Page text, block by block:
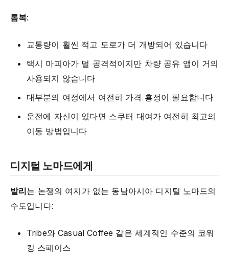
롬복:
교통량이 훨씬 적고 도로가 더 개방되어 있습니다
택시 마피아가 덜 공격적이지만 차량 공유 앱이 거의
사용되지 않습니다
대부분의 여정에서 여전히 가격 흥정이 필요합니다
운전에 자신이 있다면 스쿠터 대여가 여전히 최고의
이동 방법입니다
디지털 노마드에게
발리는 논쟁의 여지가 없는 동남아시아 디지털 노마드의
수도입니다:
Tribe와 Casual Coffee 같은 세계적인 수준의 코워
킹 스페이스